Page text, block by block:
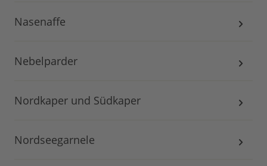
Nasenaffe
Nebelparder
Nordkaper und Südkaper
Nordseegarnele